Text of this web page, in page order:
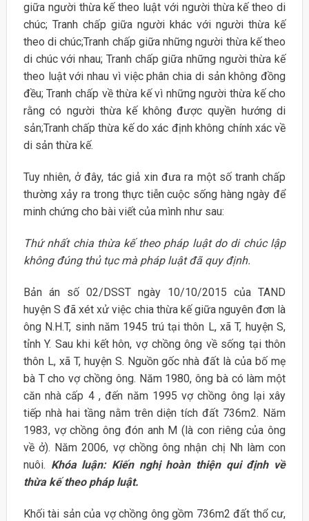
giữa người thừa kế theo luật với người thừa kế theo di
chúc; Tranh chấp giữa người khác với người thừa kế
theo di chúc;Tranh chấp giữa những người thừa kế theo
di chúc với nhau; Tranh chấp giữa những người thừa kế
theo luật với nhau vì việc phân chia di sản không đồng
đều; Tranh chấp về thừa kế vì những người thừa kế cho
rằng có người thừa kế không được quyền hướng di
sản;Tranh chấp thừa kế do xác định không chính xác về
di sản thừa kế.
Tuy nhiên, ở đây, tác giả xin đưa ra một số tranh chấp
thường xảy ra trong thực tiễn cuộc sống hàng ngày để
minh chứng cho bài viết của mình như sau:
Thứ nhất chia thừa kế theo pháp luật do di chúc lập
không đúng thủ tục mà pháp luật đã quy định.
Bản án số 02/DSST ngày 10/10/2015 của TAND
huyện S đã xét xử việc chia thừa kế giữa nguyên đơn là
ông N.H.T, sinh năm 1945 trú tại thôn L, xã T, huyện S,
tỉnh Y. Sau khi kết hôn, vợ chồng ông về sống tại thôn
thôn L, xã T, huyện S. Nguồn gốc nhà đất là của bố mẹ
bà T cho vợ chồng ông. Năm 1980, ông bà có làm một
căn nhà cấp 4 , đến năm 1995 vợ chồng ông lại xây
tiếp nhà hai tầng nằm trên diện tích đất 736m2. Năm
1983, vợ chồng ông đón anh M (là con riêng của ông
về ở). Năm 2006, vợ chồng ông nhận chị Nh làm con
nuôi. Khóa luận: Kiến nghị hoàn thiện qui định về
thừa kế theo pháp luật.
Khối tài sản của vợ chồng ông gồm 736m2 đất thổ cư,